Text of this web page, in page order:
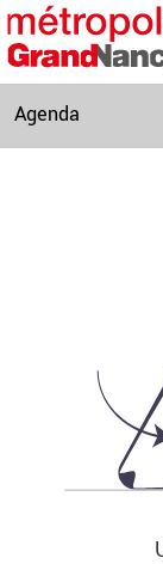
Gestion de vos
Agenda